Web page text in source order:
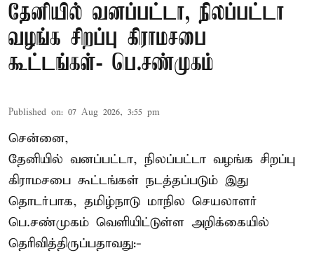
தேனியில் வனப்பட்டா, நிலப்பட்டா
வழங்க சிறப்பு கிராமசபை
கூட்டங்கள்- பெ.சண்முகம்
Published on: 07 Aug 2026, 3:55 pm
சென்னை,
தேனியில் வனப்பட்டா, நிலப்பட்டா வழங்க சிறப்பு
கிராமசபை கூட்டங்கள் நடத்தப்படும் இது
தொடர்பாக, தமிழ்நாடு மாநில செயலாளர்
பெ.சண்முகம் வெளியிட்டுள்ள அறிக்கையில்
தெரிவித்திருப்பதாவது:-